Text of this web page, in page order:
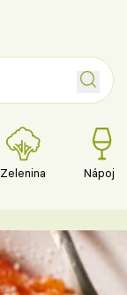
Zelenina Nápoje